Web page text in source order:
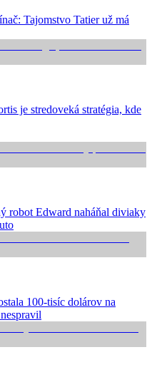
Tajomstvo Tatier už má
je stredoveká stratégia, kde
robot Edward naháňal diviaky
100-tisíc dolárov na